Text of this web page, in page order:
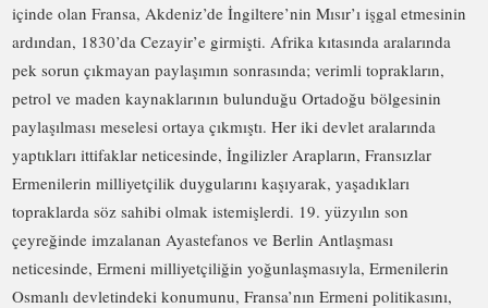
içinde olan Fransa, Akdeniz’de İngiltere’nin Mısır’ı işgal etmesinin
ardından, 1830’da Cezayir’e girmişti. Afrika kıtasında aralarında
pek sorun çıkmayan paylaşımın sonrasında; verimli toprakların,
petrol ve maden kaynaklarının bulunduğu Ortadoğu bölgesinin
paylaşılması meselesi ortaya çıkmıştı. Her iki devlet aralarında
yaptıkları ittifaklar neticesinde, İngilizler Arapların, Fransızlar
Ermenilerin milliyetçilik duygularını kaşıyarak, yaşadıkları
topraklarda söz sahibi olmak istemişlerdi. 19. yüzyılın son
çeyreğinde imzalanan Ayastefanos ve Berlin Antlaşması
neticesinde, Ermeni milliyetçiliğin yoğunlaşmasıyla, Ermenilerin
Osmanlı devletindeki konumunu, Fransa’nın Ermeni politikasını,